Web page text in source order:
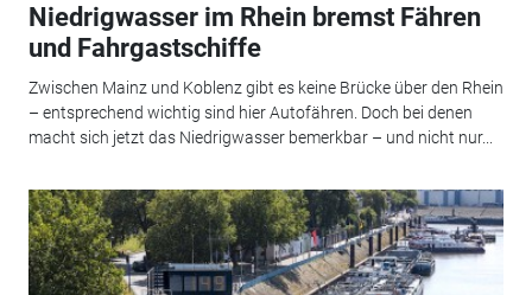
Niedrigwasser im Rhein bremst Fähren
und Fahrgastschiffe
Zwischen Mainz und Koblenz gibt es keine Brücke über den Rhein
– entsprechend wichtig sind hier Autofähren. Doch bei denen
macht sich jetzt das Niedrigwasser bemerkbar – und nicht nur...